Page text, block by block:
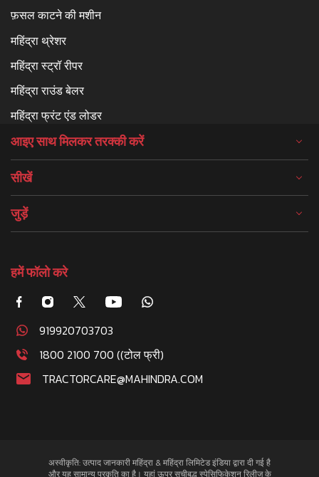
फ़सल काटने की मशीन
महिंद्रा थ्रेशर
महिंद्रा स्ट्रॉ रीपर
महिंद्रा राउंड बेलर
महिंद्रा फ्रंट एंड लोडर
आइए साथ मिलकर तरक्की करें
सीखें
जुड़ें
हमें फॉलो करे
919920703703
1800 2100 700 ((टोल फ्री)
TRACTORCARE@MAHINDRA.COM
अस्वीकृति: उत्पाद जानकारी महिंद्रा & महिंद्रा लिमिटेड इंडिया द्वारा दी गई है
और यह सामान्य प्रकृति का है। यहां ऊपर सूचीबद्ध स्पेसिफिकेशन रिलीज के